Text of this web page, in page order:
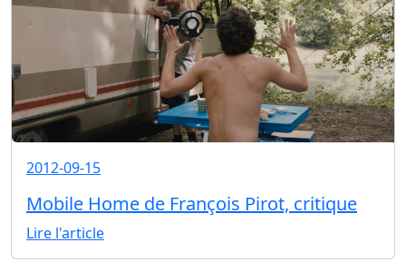
2012-09-15
Mobile Home de François Pirot, critique
Lire l'article